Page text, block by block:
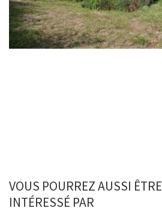
VOUS POURREZ AUSSI ÊTRE
INTÉRESSÉ PAR